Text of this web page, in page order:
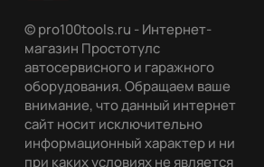
© pro100tools.ru - Интернет-
магазин Простотулс
автосервисного и гаражного
оборудования. Обращаем ваше
внимание, что данный интернет
сайт носит исключительно
информационный характер и ни
при каких условиях не является